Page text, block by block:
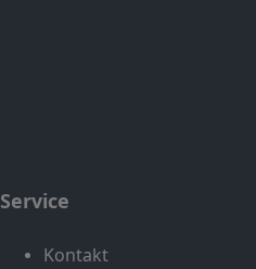
Service
Kontakt